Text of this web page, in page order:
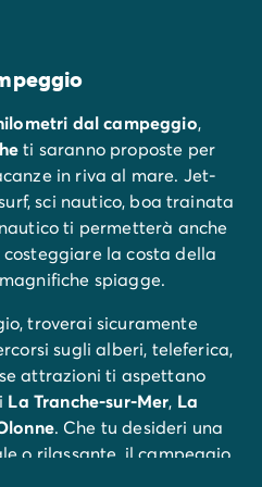
dal campeggio,
ti saranno proposte per
in riva al mare. Jet-
sci nautico, boa trainata
ti permetterà anche
la costa della
spiagge.
troverai sicuramente
sugli alberi, teleferica,
attrazioni ti aspettano
La Tranche-sur-Mer, La
. Che tu desideri una
o rilassante, il campeggio